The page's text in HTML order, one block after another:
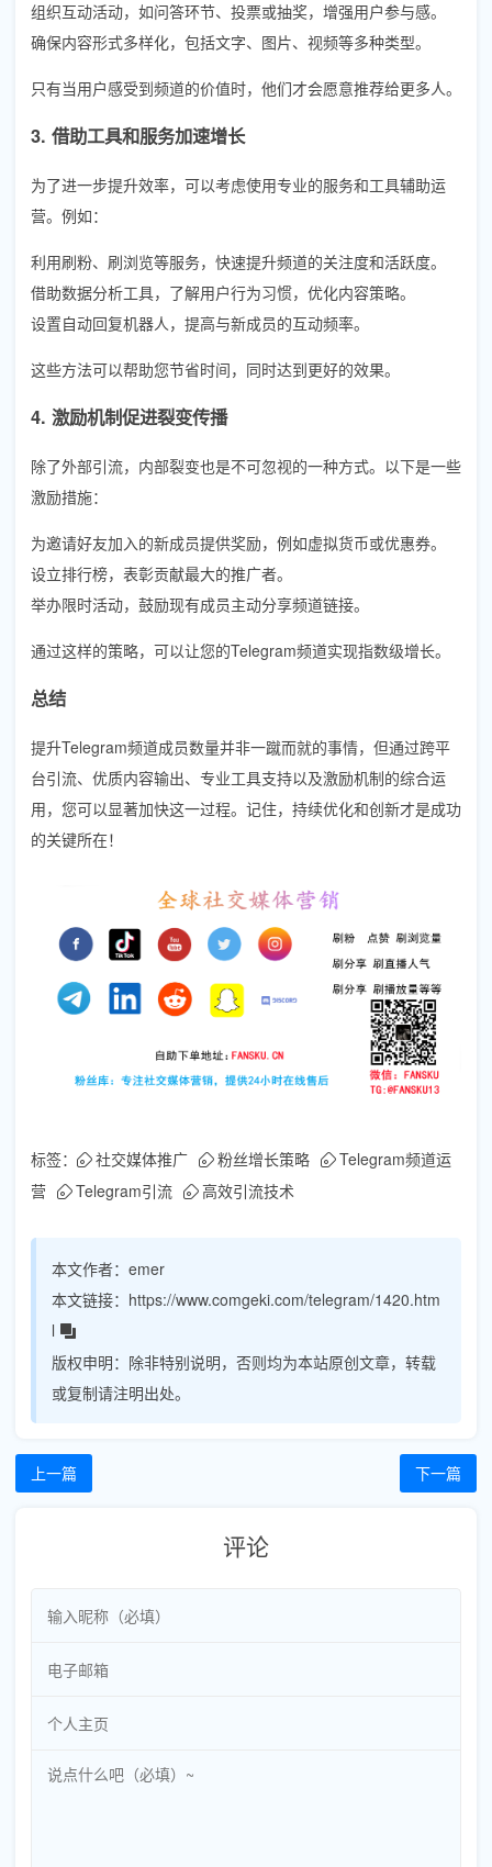
组织互动活动，如问答环节、投票或抽奖，增强用户参与感。
确保内容形式多样化，包括文字、图片、视频等多种类型。
只有当用户感受到频道的价值时，他们才会愿意推荐给更多人。
3. 借助工具和服务加速增长
为了进一步提升效率，可以考虑使用专业的服务和工具辅助运
营。例如：
利用刷粉、刷浏览等服务，快速提升频道的关注度和活跃度。
借助数据分析工具，了解用户行为习惯，优化内容策略。
设置自动回复机器人，提高与新成员的互动频率。
这些方法可以帮助您节省时间，同时达到更好的效果。
4. 激励机制促进裂变传播
除了外部引流，内部裂变也是不可忽视的一种方式。以下是一些
激励措施：
为邀请好友加入的新成员提供奖励，例如虚拟货币或优惠券。
设立排行榜，表彰贡献最大的推广者。
举办限时活动，鼓励现有成员主动分享频道链接。
通过这样的策略，可以让您的Telegram频道实现指数级增长。
总结
提升Telegram频道成员数量并非一蹴而就的事情，但通过跨平
台引流、优质内容输出、专业工具支持以及激励机制的综合运
用，您可以显著加快这一过程。记住，持续优化和创新才是成功
的关键所在！
标签： 社交媒体推广 粉丝增长策略
Telegram频道运
营
Telegram引流 高效引流技术
本文作者： emer
本文链接： https://www.comgeki.com/telegram/1420.htm
l
版权申明： 除非特别说明，否则均为本站原创文章，转载
或复制请注明出处。
上一篇 下一篇
评论